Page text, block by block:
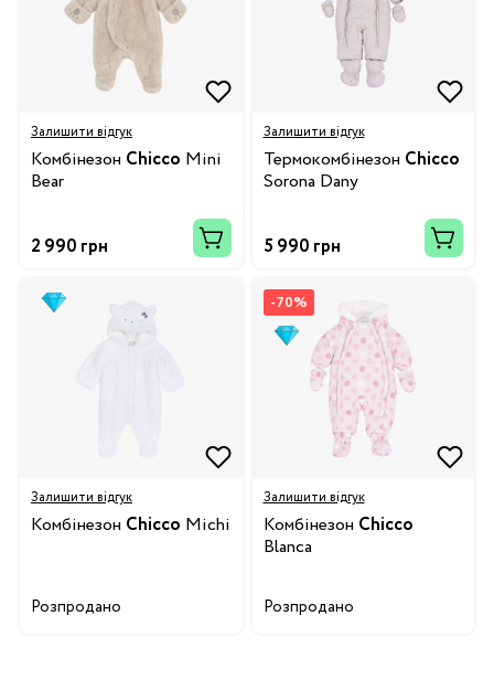
Залишити відгук
Комбінезон Chicco Mini
Bear
2 990 грн
Залишити відгук
Термокомбінезон Chicco
Sorona Dany
5 990 грн
Залишити відгук
Комбінезон Chicco Michi
Розпродано
-70%
Залишити відгук
Комбінезон Chicco
Blanca
Розпродано